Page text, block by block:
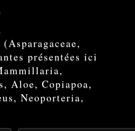
présentées ici
Aloe, Copiapoa,
Neoporteria,